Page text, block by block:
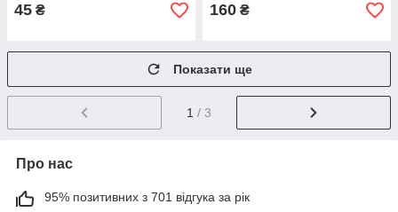
45 ₴ 160 ₴
Показати ще
1 / 3
Про нас
95% позитивних з 701 відгука за рік